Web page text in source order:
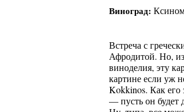
Виноград:
Встреча с
Афродитой. Но,
виноделия, эту
картине если уж
Kokkinos. Как его
— пусть он будет